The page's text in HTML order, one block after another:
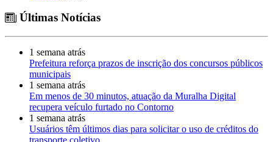
Últimas Notícias
1 semana atrás
Prefeitura reforça prazos de inscrição dos concursos públicos
municipais
1 semana atrás
Em menos de 30 minutos, atuação da Muralha Digital
recupera veículo furtado no Contorno
1 semana atrás
Usuários têm últimos dias para solicitar o uso de créditos do
transporte coletivo